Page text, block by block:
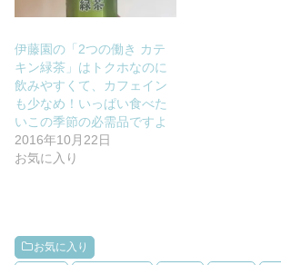
伊藤園の「2つの働き カテ
キン緑茶」はトクホなのに
飲みやすくて、カフェイン
も少なめ！いっぱい食べた
いこの季節の必需品ですよ
2016年10月22日
お気に入り
お気に入り